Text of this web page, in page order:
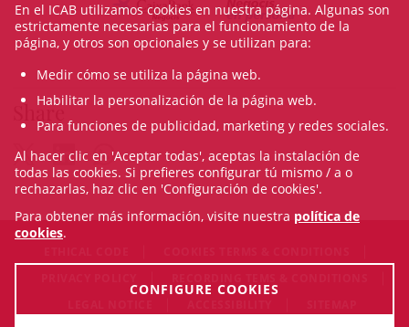
Share
En el ICAB utilizamos cookies en nuestra página. Algunas son
estrictamente necesarias para el funcionamiento de la
página, y otros son opcionales y se utilizan para:
Medir cómo se utiliza la página web.
Habilitar la personalización de la página web.
Para funciones de publicidad, marketing y redes sociales.
Al hacer clic en 'Aceptar todas', aceptas la instalación de
todas las cookies. Si prefieres configurar tú mismo / a o
rechazarlas, haz clic en 'Configuración de cookies'.
Para obtener más información, visite nuestra política de
cookies.
CONFIGURE COOKIES